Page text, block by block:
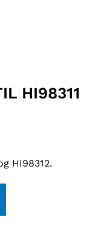
HI98311
HI98312.